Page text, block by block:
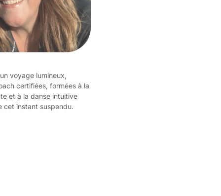
voyage lumineux,
certifiées, formées à la
et à la danse intuitive
cet instant suspendu.